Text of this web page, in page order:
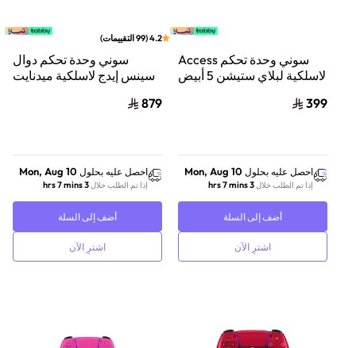
سوني وحدة تحكم Access
لاسلكية لبلاي ستيشن 5 أبيض
399
احصل عليه بحلول Mon, Aug 10
إذا تم الطلب خلال3 hrs 7 mins
أضف إلى السلة
اشترِ الآن
4.2
(
99التقييمات)
سوني وحدة تحكم دوال
سينس إيدج لاسلكية ميدنايت
879
احصل عليه بحلول Mon, Aug 10
إذا تم الطلب خلال3 hrs 7 mins
أضف إلى السلة
اشترِ الآن